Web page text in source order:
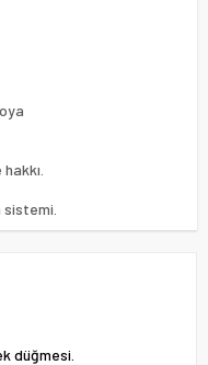
düğmesi.